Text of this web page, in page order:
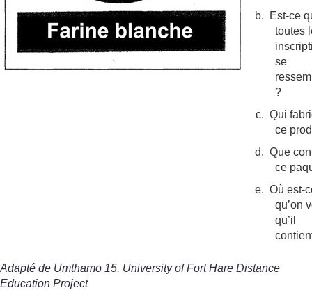
b.
Est-ce
toutes
se
?
c. Qui
ce
d. Que
ce
e. Où est-
qu’on
qu’il
Adapté de Umthamo 15, University of Fort Hare Distance
Education Project